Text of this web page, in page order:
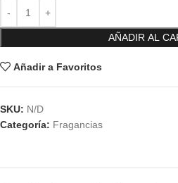
AÑADIR AL
Añadir a Favoritos
SKU: N/D
Categoría: Fragancias